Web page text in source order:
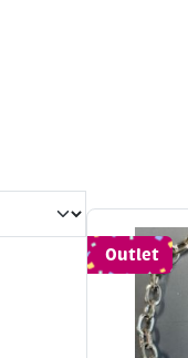
Outlet